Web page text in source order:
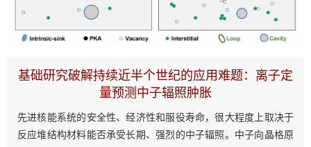
基础研究破解持续近半个世纪的应用难题：离子定
量预测中子辐照肿胀
先进核能系统的安全性、经济性和服役寿命，很大程度上取决于
反应堆结构材料能否承受长期、强烈的中子辐照。中子向晶格原